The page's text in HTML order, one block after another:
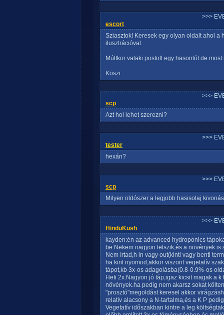
>>>
escort
Sziasztok! Keresek egy olyan oldalt ahol
ilusztrációval.
Múltkor valaki postolt egy hasonlót de most
Köszi
>>>
scp
Azt hol lehet szerezni?
>>>
tester
hexán?
>>>
scp
Milyen oldószer a legjobb hasisolaj
>>>
HinduKush
kayden:én az advanced hydroponics
be.Nekem nagyon tetszik,és a növények is
Nem írtad,h in vagy out(kinti vagy benti
ha kint nyomod,akkor viszont vegetatív
tápot,kb 3x-os adagolásba(0.8-0.9%-os
Heti 2x.Nagyon jó táp,igaz kicsit magak a
növények.ha pedig nem akarsz sokat
"prosztó"megoldást keresel akkor
relatív alacsony a N-tartalma,és a K P
Vegetatív időszakban kintre a leg